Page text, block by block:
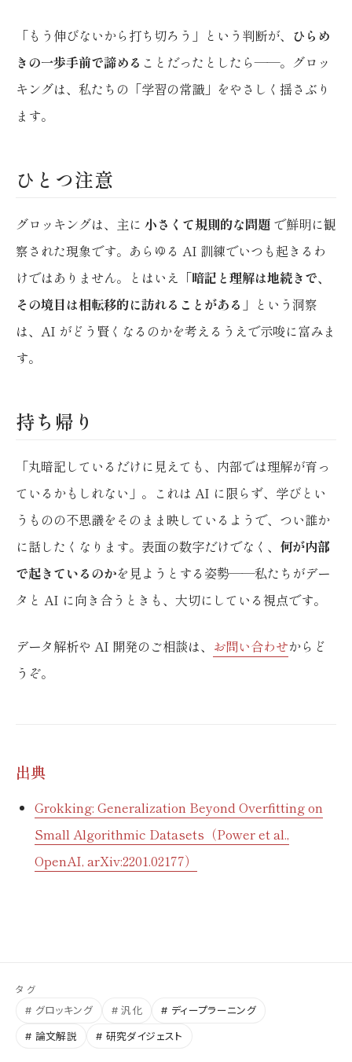
「もう伸びないから打ち切ろう」という判断が、 ひらめ
きの一歩手前で諦める ことだったとしたら——。グロッ
キングは、私たちの「学習の常識」をやさしく揺さぶり
ます。
ひとつ注意
グロッキングは、主に 小さくて規則的な問題 で鮮明に観
察された現象です。あらゆる AI 訓練でいつも起きるわ
けではありません。とはいえ「暗記と理解は地続きで、
その境目は相転移的に訪れることがある 」という洞察
は、AI がどう賢くなるのかを考えるうえで示唆に富みま
す。
持ち帰り
「丸暗記しているだけに見えても、内部では理解が育っ
ているかもしれない」。これは AI に限らず、学びとい
うものの不思議をそのまま映しているようで、つい誰か
に話したくなります。表面の数字だけでなく、 何が内部
で起きているのかを見ようとする姿勢——私たちがデー
タと AI に向き合うときも、大切にしている視点です。
データ解析や AI 開発のご相談は、 お問い合わせからど
うぞ。
出典
Grokking: Generalization Beyond Overfitting on
Small Algorithmic Datasets（Power et al.,
OpenAI, arXiv:2201.02177）
タグ
# グロッキング # 汎化 # ディープラーニング
# 論文解説 # 研究ダイジェスト